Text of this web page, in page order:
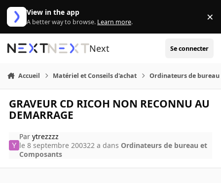
Aller au contenu
View in the app
A better way to browse. Learn more. ×
Next Se connecter
Accueil Matériel et Conseils d'achat Ordinateurs de bureau
GRAVEUR CD RICOH NON RECONNU AU
DEMARRAGE
Parytrezzzz
le 8 septembre 200322 a dans Ordinateurs de bureau et
Composants